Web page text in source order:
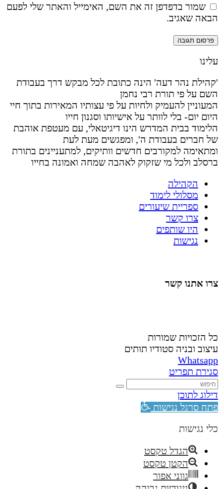
שמור בדפדפן זה את השם, האימייל והאתר שלי לפעם
הבאה שאגיב.
עלינו
'קהילת נהר דעה' הינה כתובת לכל מבקש דרך בעבודת
השם על פי תורת רבי נחמן
המעוניין להעמיק ולחיות על פי עצותיו המאירות בתוך חיי
היום יום- בלי לוותר על אישיותו וסגנון חייו
הלימוד בבית המדרש הינו דיגיטאלי, עם מעטפת אוהבת
של חברים בעבודת ה', ומפגשים מעת לעת
ומתאימה למקורבים חדשים וותיקים, למתעניינים בתורת
ברסלב ולכל מי שזקוק לאהבה שמחה ואמונה בחייו
הקהילה
מסלולי לימוד
ספריית שיעורים
צרו קשר
היו שותפים
נגישות
צרו אתנו קשר
כל הזכויות שמורות
עיצוב ובניה סטודיו תותים
Whatsapp
סגירת תפריט
דילוג לתוכן
פתח סרגל נגישות
כלי נגישות
הגדל טקסט
הקטן טקסט
גווני אפור